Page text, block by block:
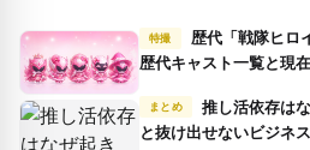
特撮
歴代キャスト一覧と現
まとめ
推し活依存はなぜ起きる？有名人崇拝症候群
と抜け出せないビジネ